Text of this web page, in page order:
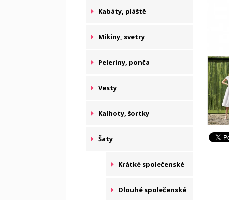
Kabáty, pláště
Mikiny, svetry
Peleríny, ponča
Vesty
Kalhoty, šortky
Šaty
Krátké společenské
Dlouhé společenské